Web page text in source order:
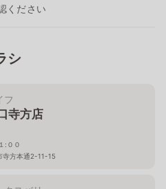
ください
シ
フ
寺方店
:００
寺方本通2-11-15